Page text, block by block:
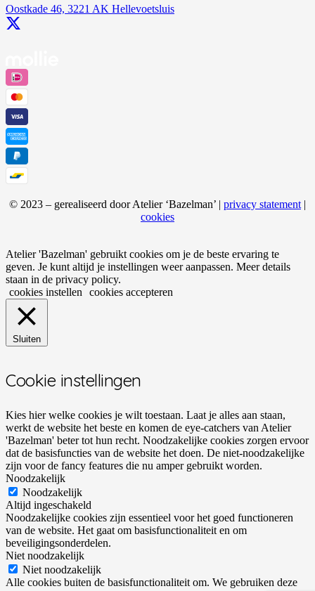
Oostkade 46, 3221 AK Hellevoetsluis
© 2023 – gerealiseerd door Atelier ‘Bazelman’ | privacy statement |
cookies
Atelier 'Bazelman' gebruikt cookies om je de beste ervaring te
geven. Je kunt altijd je instellingen weer aanpassen. Meer details
staan in de privacy policy.
cookies instellen
cookies accepteren
Sluiten
Cookie instellingen
Kies hier welke cookies je wilt toestaan. Laat je alles aan staan,
werkt de website het beste en komen de eye-catchers van Atelier
'Bazelman' beter tot hun recht. Noodzakelijke cookies zorgen ervoor
dat de basisfuncties van de website het doen. De niet-noodzakelijke
zijn voor de fancy features die nu amper gebruikt worden.
Noodzakelijk
Noodzakelijk
Altijd ingeschakeld
Noodzakelijke cookies zijn essentieel voor het goed functioneren
van de website. Het gaat om basisfunctionaliteit en om
beveiligingsonderdelen.
Niet noodzakelijk
Niet noodzakelijk
Alle cookies buiten de basisfunctionaliteit om. We gebruiken deze